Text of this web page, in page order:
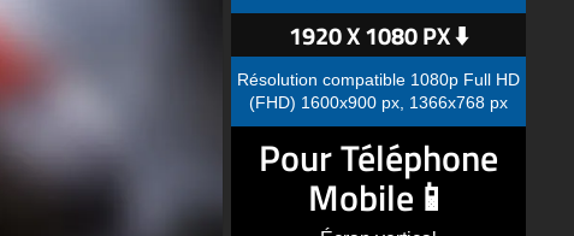
1920 X 1080 PX ⬇️
Résolution compatible 1080p Full HD
(FHD) 1600x900 px, 1366x768 px
Pour Téléphone
Mobile📱